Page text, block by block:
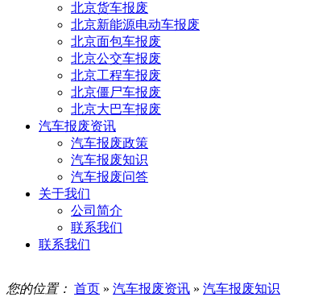
北京货车报废
北京新能源电动车报废
北京面包车报废
北京公交车报废
北京工程车报废
北京僵尸车报废
北京大巴车报废
汽车报废资讯
汽车报废政策
汽车报废知识
汽车报废问答
关于我们
公司简介
联系我们
联系我们
您的位置： 首页 » 汽车报废资讯 » 汽车报废知识